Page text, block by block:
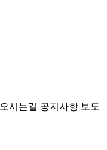
오시는길 공지사항 보도